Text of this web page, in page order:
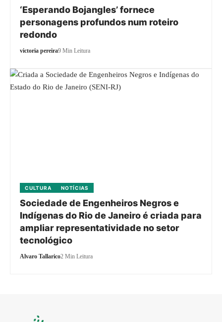
‘Esperando Bojangles’ fornece
personagens profundos num roteiro
redondo
victoria pereira9 Min Leitura
CULTURA NOTÍCIAS
Sociedade de Engenheiros Negros e
Indígenas do Rio de Janeiro é criada para
ampliar representatividade no setor
tecnológico
Alvaro Tallarico2 Min Leitura